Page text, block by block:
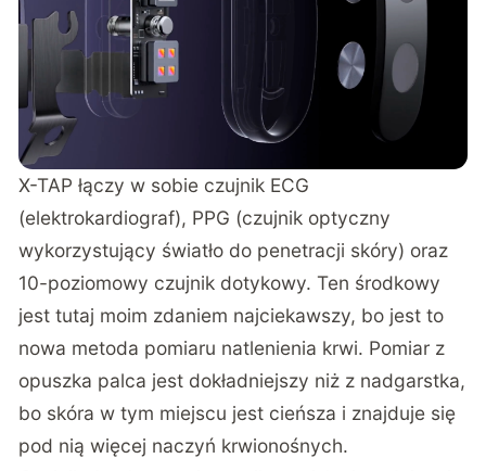
X-TAP łączy w sobie czujnik ECG
(elektrokardiograf), PPG (czujnik optyczny
wykorzystujący światło do penetracji skóry) oraz
10-poziomowy czujnik dotykowy. Ten środkowy
jest tutaj moim zdaniem najciekawszy, bo jest to
nowa metoda pomiaru natlenienia krwi. Pomiar z
opuszka palca jest dokładniejszy niż z nadgarstka,
bo skóra w tym miejscu jest cieńsza i znajduje się
pod nią więcej naczyń krwionośnych.